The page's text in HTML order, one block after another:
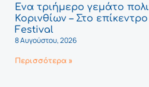
Ένα τριήμερο γεμάτο
Κορινθίων – Στο
Festival
8 Αυγούστου, 2026
Περισσότερα »